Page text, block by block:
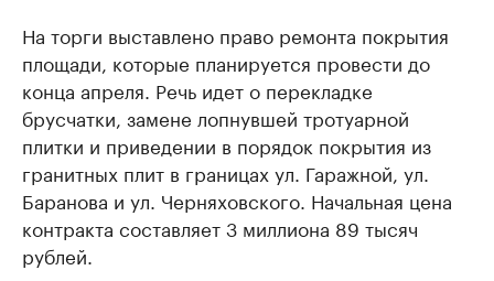
На торги выставлено право ремонта покрытия
площади, которые планируется провести до
конца апреля. Речь идет о перекладке
брусчатки, замене лопнувшей тротуарной
плитки и приведении в порядок покрытия из
гранитных плит в границах ул. Гаражной, ул.
Баранова и ул. Черняховского. Начальная цена
контракта составляет 3 миллиона 89 тысяч
рублей.